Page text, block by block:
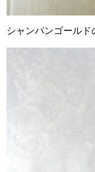
シャンパンゴールド